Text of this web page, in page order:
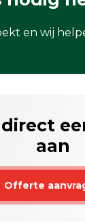
en wij
aan
Offerte